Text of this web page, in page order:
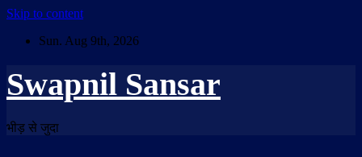
Skip to content
Sun. Aug 9th, 2026
Swapnil Sansar
भीड़ से जुदा